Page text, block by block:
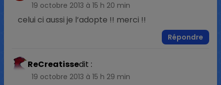
19 octobre 2013 à 15 h 20 min
celui ci aussi je l’adopte !! merci !!
Répondre
ReCreatissedit :
19 octobre 2013 à 15 h 29 min